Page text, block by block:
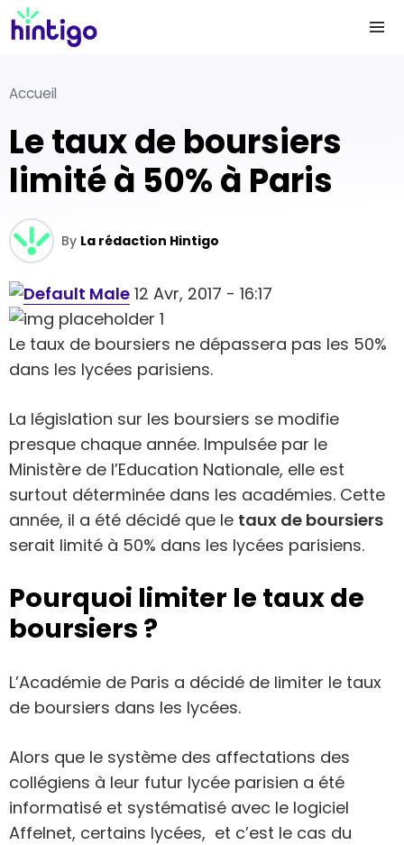
Accueil
Le taux de boursiers
limité à 50% à Paris
By La rédaction Hintigo
12 Avr, 2017 - 16:17
Le taux de boursiers ne dépassera pas les 50%
dans les lycées parisiens.
La législation sur les boursiers se modifie
presque chaque année. Impulsée par le
Ministère de l’Education Nationale, elle est
surtout déterminée dans les académies. Cette
année, il a été décidé que le taux de boursiers
serait limité à 50% dans les lycées parisiens.
Pourquoi limiter le taux de
boursiers ?
L’Académie de Paris a décidé de limiter le taux
de boursiers dans les lycées.
Alors que le système des affectations des
collégiens à leur futur lycée parisien a été
informatisé et systématisé avec le logiciel
Affelnet, certains lycées, et c’est le cas du